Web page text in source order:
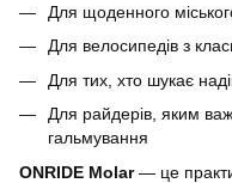
Для щоденного
Для велосипедів з
Для тих, хто шукає
Для райдерів, яким
гальмування
ONRIDE Molar— це